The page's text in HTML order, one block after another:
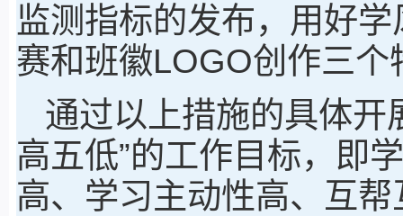
监测指标的发布，用好
赛和班徽LOGO创作三个
通过以上措施的具体开
高五低”的工作目标，即
高、学习主动性高、互